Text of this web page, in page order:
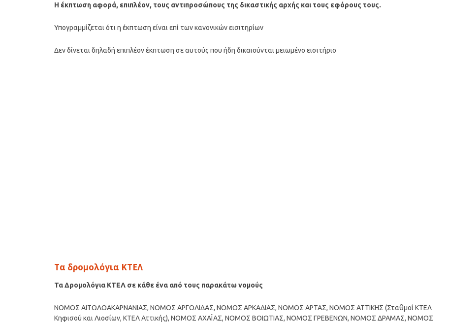
Η έκπτωση αφορά, επιπλέον, τους αντιπροσώπους της δικαστικής αρχής και τους εφόρους τους.
Υπογραμμίζεται ότι η έκπτωση είναι επί των κανονικών εισιτηρίων
Δεν δίνεται δηλαδή επιπλέον έκπτωση σε αυτούς που ήδη δικαιούνται μειωμένο εισιτήριο
Τα δρομολόγια ΚΤΕΛ
Τα Δρομολόγια ΚΤΕΛ σε κάθε ένα από τους παρακάτω νομούς
ΝΟΜΟΣ ΑΙΤΩΛΟΑΚΑΡΝΑΝΙΑΣ, ΝΟΜΟΣ ΑΡΓΟΛΙΔΑΣ, ΝΟΜΟΣ ΑΡΚΑΔΙΑΣ, ΝΟΜΟΣ ΑΡΤΑΣ, ΝΟΜΟΣ ΑΤΤΙΚΗΣ (Σταθμοί ΚΤΕΛ
Κηφισού και Λιοσίων, ΚΤΕΛ Αττικής), ΝΟΜΟΣ ΑΧΑΪΑΣ, ΝΟΜΟΣ ΒΟΙΩΤΙΑΣ, ΝΟΜΟΣ ΓΡΕΒΕΝΩΝ, ΝΟΜΟΣ ΔΡΑΜΑΣ, ΝΟΜΟΣ